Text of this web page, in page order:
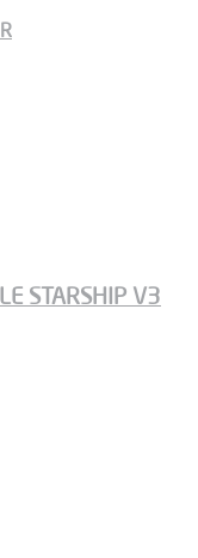
STARSHIP V3